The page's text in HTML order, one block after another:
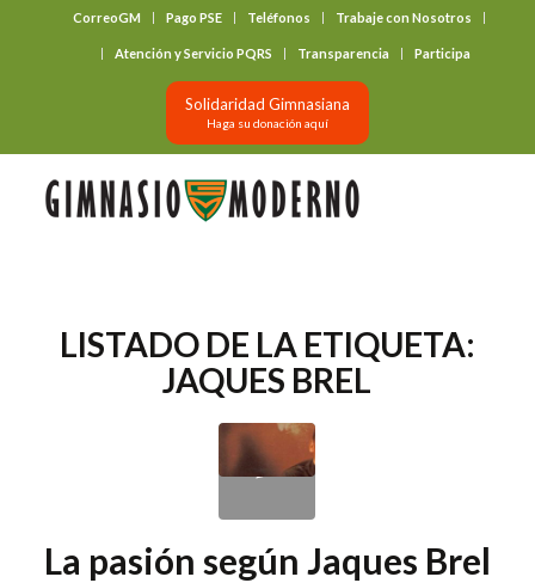
CorreoGM Pago PSE Teléfonos Trabaje con Nosotros
Atención y Servicio PQRS Transparencia Participa
Solidaridad Gimnasiana
Haga su donación aquí
LISTADO DE LA ETIQUETA:
JAQUES BREL
La pasión según Jaques Brel